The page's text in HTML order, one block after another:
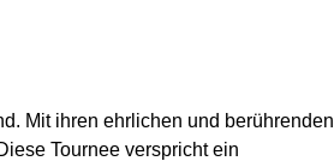
Mit ihren ehrlichen und berührenden
Tournee verspricht ein